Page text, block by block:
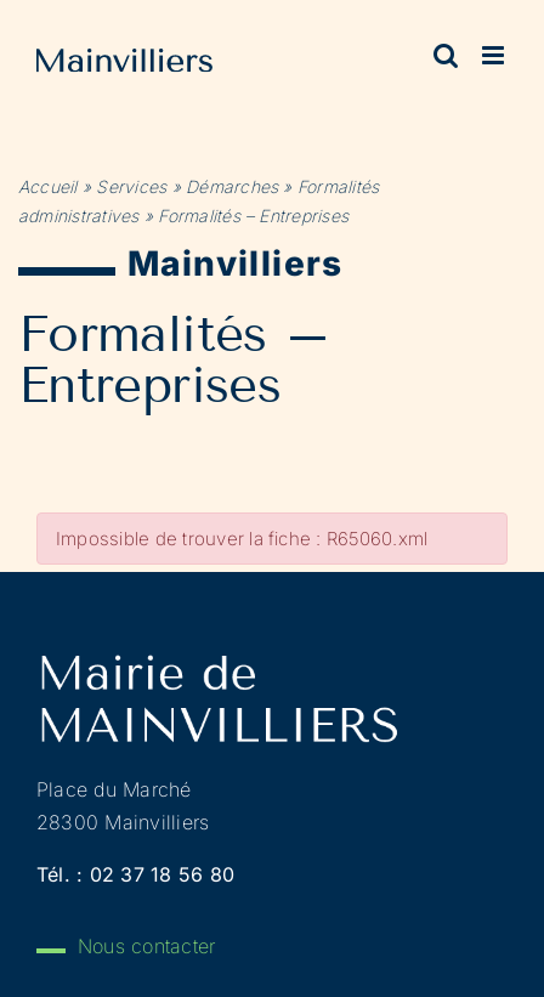
contenu
Accueil» Services» Démarches» Formalités
administratives» Formalités – Entreprises
Mainvilliers
Formalités –
Entreprises
Impossible de trouver la fiche : R65060.xml
Place du Marché
28300 Mainvilliers
Tél. : 02 37 18 56 80
Nous contacter